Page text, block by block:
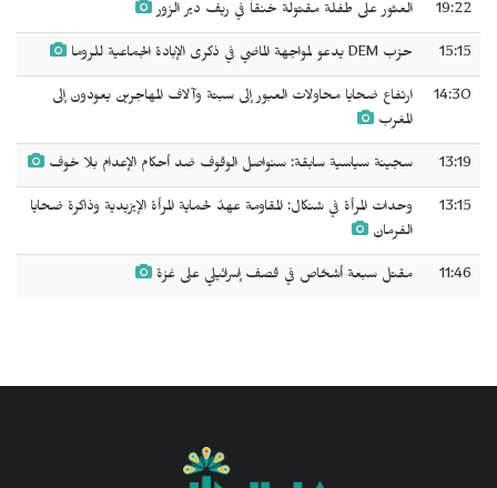
19:22 العثور على طفلة مقتولة خنقاً في ريف دير الزور
15:15 حزب DEM يدعو لمواجهة الماضي في ذكرى الإبادة الجماعية للروما
14:30
ارتفاع ضحايا محاولات العبور إلى سبتة وآلاف المهاجرين يعودون إلى
المغرب
13:19 سجينة سياسية سابقة: سنواصل الوقوف ضد أحكام الإعدام بلا خوف
13:15
وحدات المرأة في شنكال: المقاومة عهدٌ لحماية المرأة الإيزيدية وذاكرة ضحايا
الفرمان
11:46 مقتل سبعة أشخاص في قصف إسرائيلي على غزة